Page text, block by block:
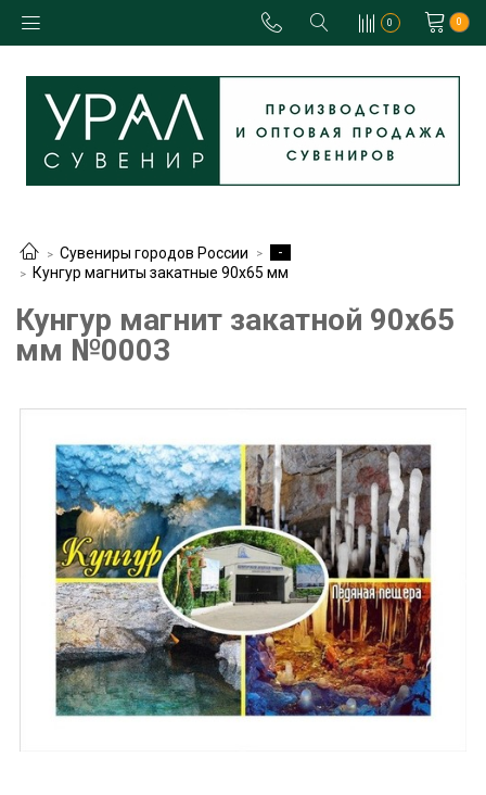
0 0
Сувениры городов России
-
Кунгур магниты закатные 90х65 мм
Кунгур магнит закатной 90х65
мм №0003